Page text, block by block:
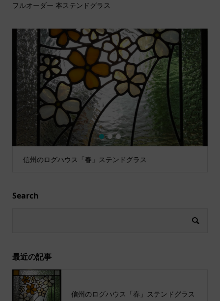
フルオーダー 本ステンドグラス
信州のログハウス「春」ステンドグラス
1 2 3
Search
最近の記事
信州のログハウス「春」ステンドグラス